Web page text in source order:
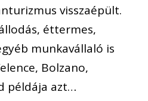
visszaépült.
éttermes,
munkavállaló is
Bolzano,
példája azt…